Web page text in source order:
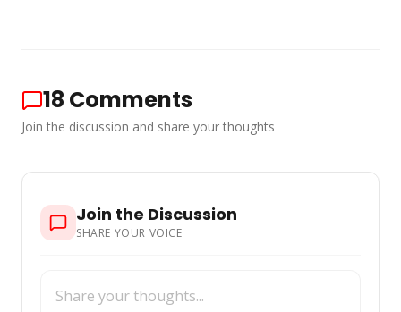
18 Comments
Join the discussion and share your thoughts
Join the Discussion
SHARE YOUR VOICE